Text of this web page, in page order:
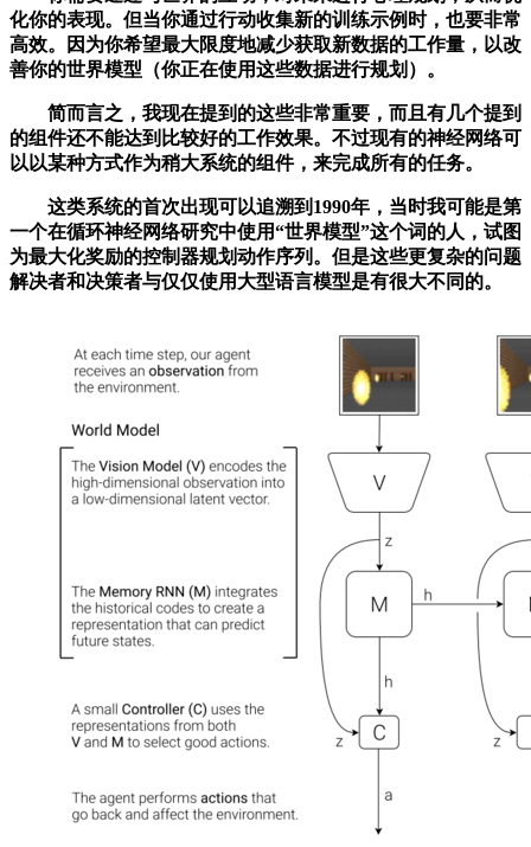
化你的表现。但当你通过行动收集新的训练示例时，也要非常
高效。因为你希望最大限度地减少获取新数据的工作量，以改
善你的世界模型（你正在使用这些数据进行规划）。
简而言之，我现在提到的这些非常重要，而且有几个提到
的组件还不能达到比较好的工作效果。不过现有的神经网络可
以以某种方式作为稍大系统的组件，来完成所有的任务。
这类系统的首次出现可以追溯到1990年，当时我可能是第
一个在循环神经网络研究中使用“世界模型”这个词的人，试图
为最大化奖励的控制器规划动作序列。但是这些更复杂的问题
解决者和决策者与仅仅使用大型语言模型是有很大不同的。